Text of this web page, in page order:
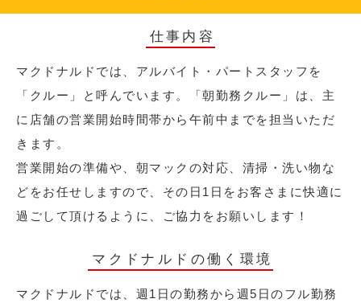
仕事内容
マクドナルドでは、アルバイト・パートスタッフを
「クルー」と呼んでいます。「朝勤務クルー」は、主
に店舗の営業開始時間帯から午前中までを担当いただ
きます。
営業開始の準備や、朝マックの対応、清掃・洗い物な
どをお任せしますので、その日1日をお客さまに快適に
過ごして頂けるように、ご協力をお願いします！
マクドナルドの働く環境
マクドナルドでは、週1日の勤務から週5日のフル勤務